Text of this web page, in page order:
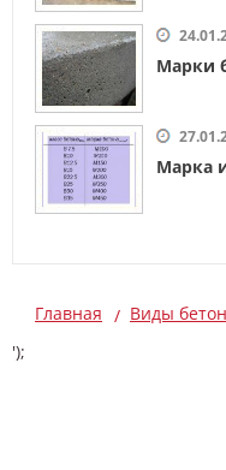
Марки
Марка
Главная
Виды
');